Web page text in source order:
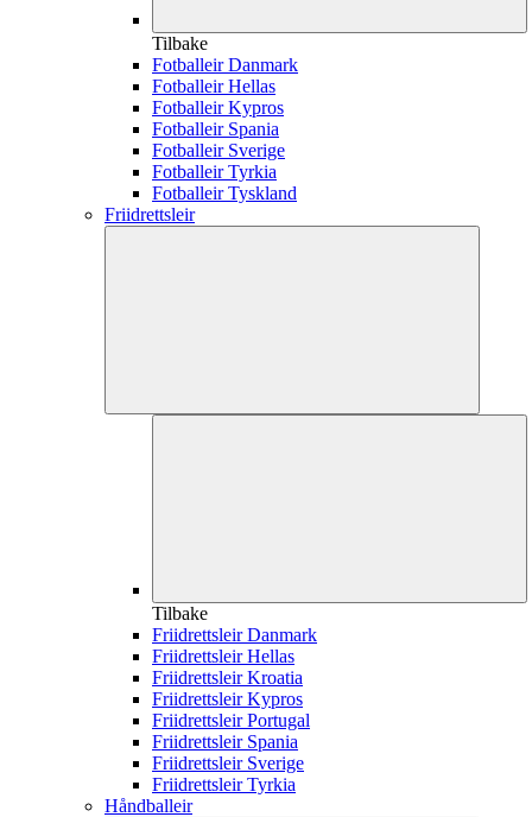
Tilbake
Fotballeir Danmark
Fotballeir Hellas
Fotballeir Kypros
Fotballeir Spania
Fotballeir Sverige
Fotballeir Tyrkia
Fotballeir Tyskland
Friidrettsleir
Tilbake
Friidrettsleir Danmark
Friidrettsleir Hellas
Friidrettsleir Kroatia
Friidrettsleir Kypros
Friidrettsleir Portugal
Friidrettsleir Spania
Friidrettsleir Sverige
Friidrettsleir Tyrkia
Håndballeir